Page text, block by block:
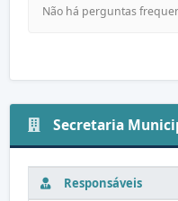
Não há perguntas
Secretaria
Responsáveis